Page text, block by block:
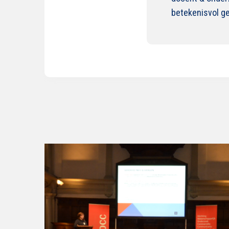
betekenisvol
Lees
over
Voorjaarssymposium
2026